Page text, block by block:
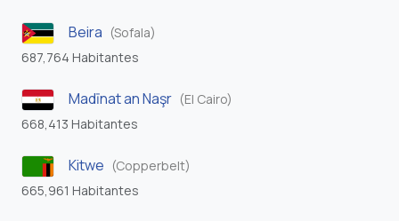
Beira (Sofala)
687,764 Habitantes
Madīnat an Naşr (El Cairo)
668,413 Habitantes
Kitwe (Copperbelt)
665,961 Habitantes